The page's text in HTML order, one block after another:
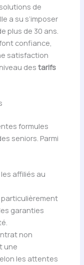
de
a su s’imposer
plus de 30 ans.
confiance,
satisfaction
des tarifs
formules
seniors. Parmi
affiliés au
particulièrement
garanties
non
une
les attentes